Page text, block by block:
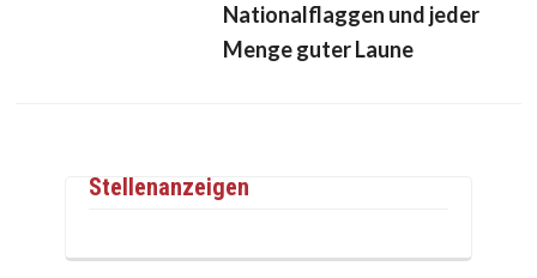
Nationalflaggen und jeder
Menge guter Laune
Stellenanzeigen